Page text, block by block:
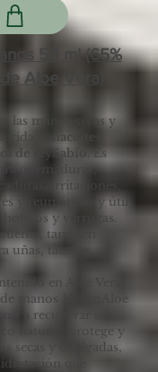
50 ml (65%
Aloe Vera)
las manos secas y
con
aceites
de te
y Sabio
. Es
quemaduras,
irritaciones,
y reumáticos y útil
hongos y verrugas.
también
uñas, talones,
en Aloe Vera,
de manos HierroAloe
a recuperar su
natural; protege y
secas y castigadas,
que